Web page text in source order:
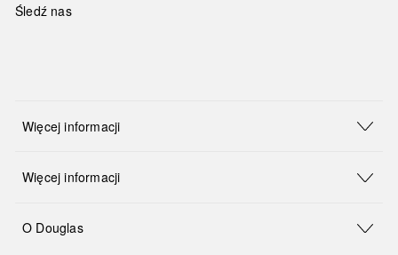
Śledź nas
Więcej informacji
Więcej informacji
O Douglas